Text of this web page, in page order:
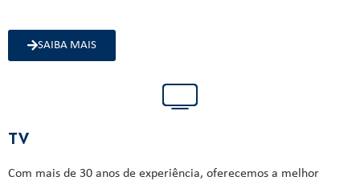
SAIBA MAIS
TV
Com mais de 30 anos de experiência, oferecemos a melhor